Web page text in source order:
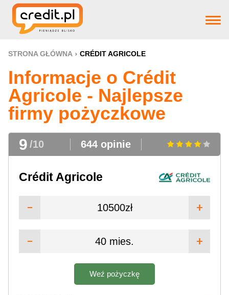
Strona główna
Pożyczki
Produkty bankowe
Firm pożyczkowye
Pomoc
STRONA GŁÓWNA CRÉDIT AGRICOLE
Informacje o Crédit
Agricole - Najlepsze
firmy pożyczkowe
9 /10 644 opinie
Crédit Agricole
10500zł
40 mies.
Weź pożyczkę